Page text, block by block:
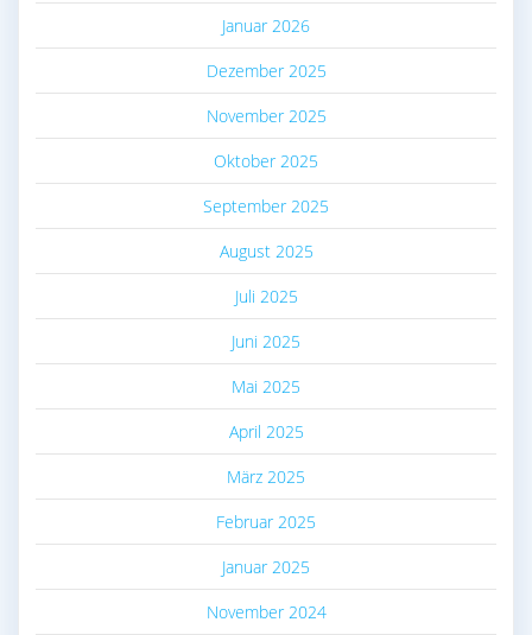
Januar 2026
Dezember 2025
November 2025
Oktober 2025
September 2025
August 2025
Juli 2025
Juni 2025
Mai 2025
April 2025
März 2025
Februar 2025
Januar 2025
November 2024